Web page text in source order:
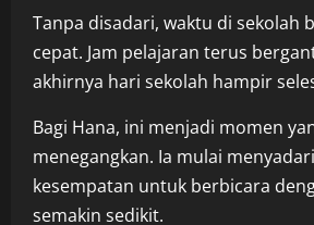
Tanpa disadari, waktu di sekolah
cepat. Jam pelajaran terus
akhirnya hari sekolah hampir
Bagi Hana, ini menjadi momen
menegangkan. Ia mulai
kesempatan untuk berbicara
semakin sedikit.